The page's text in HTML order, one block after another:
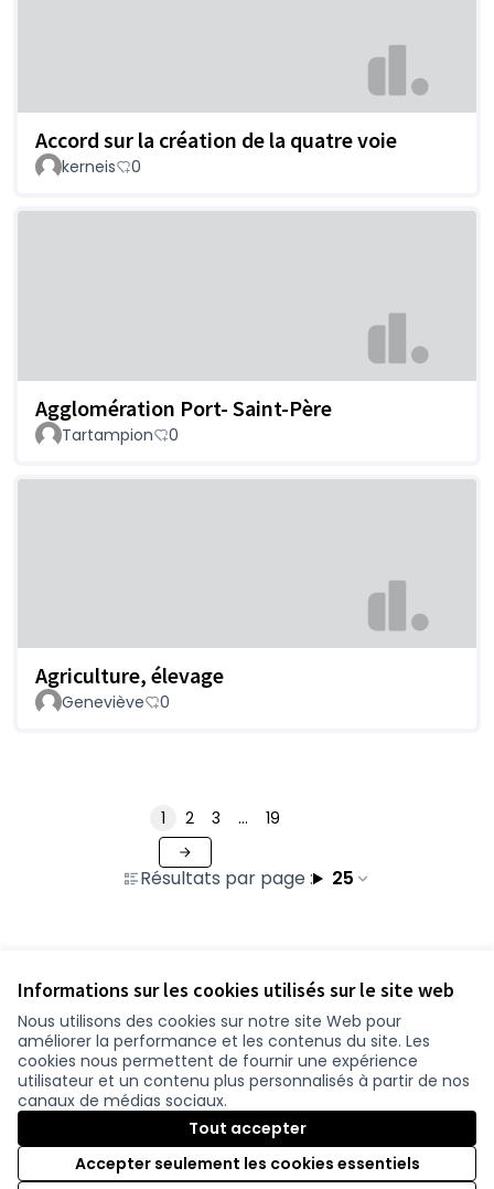
Informations sur les cookies utilisés sur le site web
Nous utilisons des cookies sur notre site Web pour
améliorer la performance et les contenus du site. Les
cookies nous permettent de fournir une expérience
utilisateur et un contenu plus personnalisés à partir de nos
canaux de médias sociaux.
Tout accepter
Accepter seulement les cookies essentiels
Accord sur la création de la quatre voie
kerneis 0
Agglomération Port- Saint-Père
Tartampion 0
Agriculture, élevage
Geneviève 0
Résultats par page : 25
1 2 3 … 19
Conditions d'utilisation
Paramètres des cookies
participer.loire-atlantique.fr sur Facebook
(Nouvelle fenêtre)
participer.loire-atlantique.fr sur Instagram
(Nouvelle fenêtre)
participer.loire-atlantique.fr sur YouTube
(Nouvelle fenêtre)